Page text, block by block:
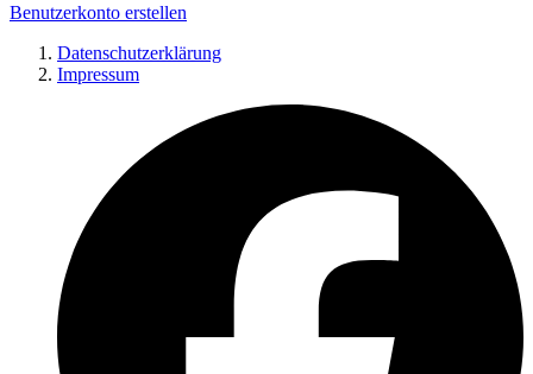
Benutzerkonto erstellen
Datenschutzerklärung
Impressum